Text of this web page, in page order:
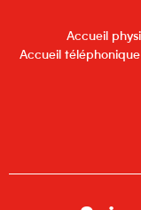
Accueil
Accueil